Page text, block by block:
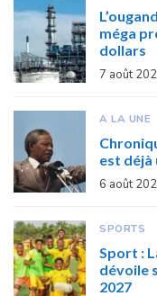
méga
dollars
7 août
A LA UNE
est déjà
6 août
SPORTS
Sport :
dévoile
2027